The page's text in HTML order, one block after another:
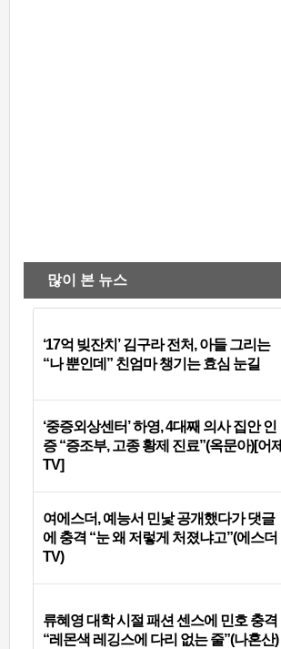
많이 본 뉴스
‘17억 빚잔치’ 김구라 전처, 아들 그리는
“나 뿐인데” 친엄마 챙기는 효심 눈길
‘중증외상센터’ 하영, 4대째 의사 집안 인
증 “증조부, 고종 황제 진료”(옥문아)[어제
TV]
여에스더, 예능서 민낯 공개했다가 댓글
에 충격 “눈 왜 저렇게 처졌냐고”(에스더
TV)
류혜영 대학 시절 패션 센스에 민호 충격
“레몬색 레깅스에 다리 없는 줄”(나혼산)